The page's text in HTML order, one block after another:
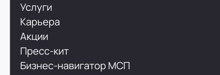
Услуги
Карьера
Акции
Пресс-кит
Бизнес-навигатор МСП